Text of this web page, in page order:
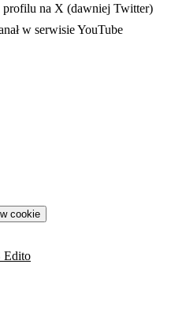
profilu na X (dawniej Twitter)
karcie
w serwisie YouTube
cookie
Edito